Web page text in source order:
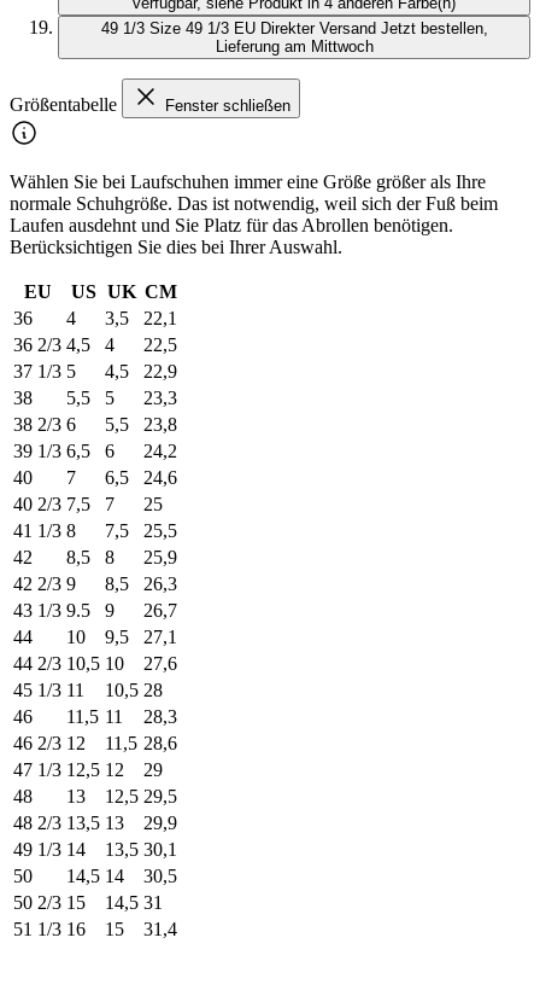
49 1/3 Size 49 1/3 EU Direkter Versand Jetzt bestellen,
Lieferung am Mittwoch
Größentabelle Fenster schließen
Wählen Sie bei Laufschuhen immer eine Größe größer als Ihre
normale Schuhgröße. Das ist notwendig, weil sich der Fuß beim
Laufen ausdehnt und Sie Platz für das Abrollen benötigen.
Berücksichtigen Sie dies bei Ihrer Auswahl.
EU US UK CM
36
4 3,5
22,1
36 2/3 4,5 4
22,5
37 1/3 5 4,5
22,9
38
5,5 5
23,3
38 2/3 6 5,5
23,8
39 1/3 6,5 6
24,2
40
7 6,5
24,6
40 2/3 7,5 7
25
41 1/3 8 7,5
25,5
42
8,5 8
25,9
42 2/3 9 8,5
26,3
43 1/3 9.5 9
26,7
44
10 9,5
27,1
44 2/3 10,5 10
27,6
45 1/3 11 10,5 28
46
11,5 11
28,3
46 2/3 12 11,5 28,6
47 1/3 12,5 12
29
48
13 12,5 29,5
48 2/3 13,5 13
29,9
49 1/3 14 13,5 30,1
50
14,5 14
30,5
50 2/3 15 14,5 31
51 1/3 16 15 31,4